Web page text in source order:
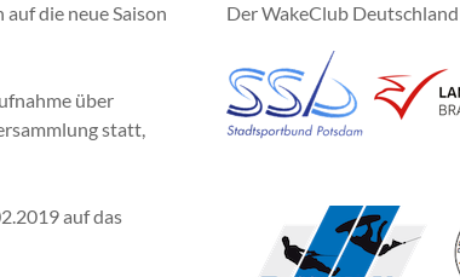
die neue Saison
über
statt,
auf das
Der WakeClub